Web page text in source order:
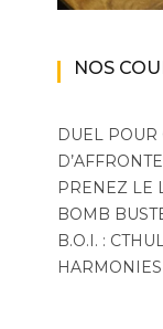
NOS
DUEL POUR
PRENEZ LE
BOMB
B.O.I. :